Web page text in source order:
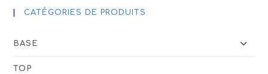
CATÉGORIES DE PRODUITS
BASE
TOP